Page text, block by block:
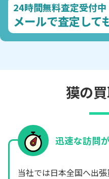
24時間無料査定受付中
メールで査定して
獏の
迅速な訪問
当社では日本全国へ出